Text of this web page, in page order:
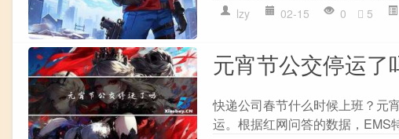
lzy 02-15 0 5
元宵节公交停运了
快递公司春节什么时候上班？元
运。根据红网问答的数据，EMS